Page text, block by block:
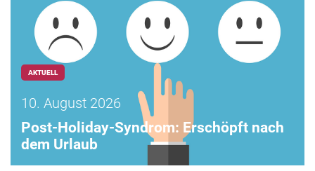
AKTUELL
10. August 2026
Post-Holiday-Syndrom: Erschöpft nach
dem Urlaub